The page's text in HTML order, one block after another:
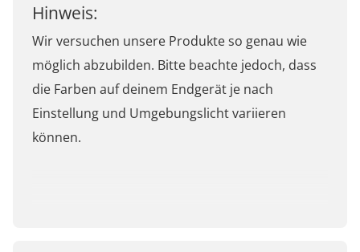
Hinweis:
Wir versuchen unsere Produkte so genau wie
möglich abzubilden. Bitte beachte jedoch, dass
die Farben auf deinem Endgerät je nach
Einstellung und Umgebungslicht variieren
können.